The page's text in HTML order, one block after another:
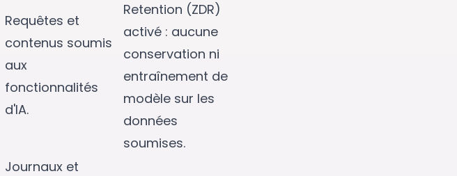
Requêtes et
contenus soumis
aux
fonctionnalités
d'IA.
Retention (ZDR)
activé : aucune
conservation ni
entraînement de
modèle sur les
données
soumises.
Journaux et